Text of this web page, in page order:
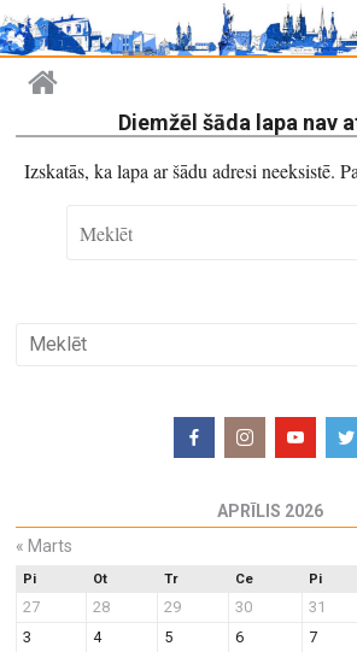
Diemžēl šāda lapa nav
Izskatās, ka lapa ar šādu adresi neeksistē.
APRĪLIS 2026
« Marts
Pi Ot Tr Ce Pi
27 28 29 30 31
3
4 5 6 7